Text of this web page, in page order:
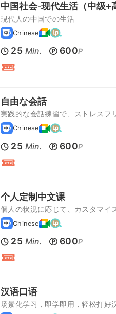
中国社会-现代生活（中级+
現代人の中国での生活
Chinese
25 Min. 600P
自由な会話
実践的な会話練習で、ストレスフ
Chinese
25 Min. 600P
个人定制中文课
個人の状況に応じて、カスタマイ
Chinese
25 Min. 600P
汉语口语
场景化学习，即学即用，轻松打好